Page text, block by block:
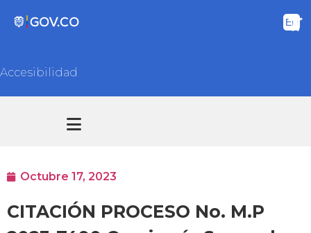
Accesibilidad
Octubre 17, 2023
CITACIÓN PROCESO No. M.P